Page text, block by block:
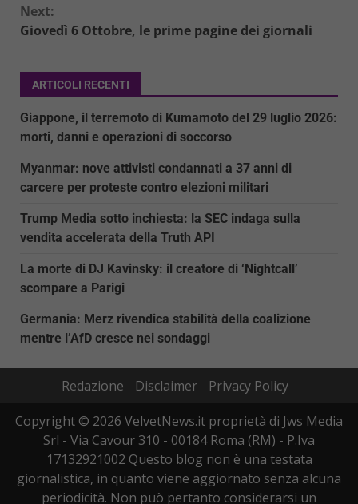
Next:
Giovedì 6 Ottobre, le prime pagine dei giornali
ARTICOLI RECENTI
Giappone, il terremoto di Kumamoto del 29 luglio 2026:
morti, danni e operazioni di soccorso
Myanmar: nove attivisti condannati a 37 anni di
carcere per proteste contro elezioni militari
Trump Media sotto inchiesta: la SEC indaga sulla
vendita accelerata della Truth API
La morte di DJ Kavinsky: il creatore di ‘Nightcall’
scompare a Parigi
Germania: Merz rivendica stabilità della coalizione
mentre l’AfD cresce nei sondaggi
Redazione Disclaimer
Privacy Policy
Copyright © 2026 VelvetNews.it proprietà di Jws Media
Srl - Via Cavour 310 - 00184 Roma (RM) - P.Iva
17132921002 Questo blog non è una testata
giornalistica, in quanto viene aggiornato senza alcuna
periodicità. Non può pertanto considerarsi un